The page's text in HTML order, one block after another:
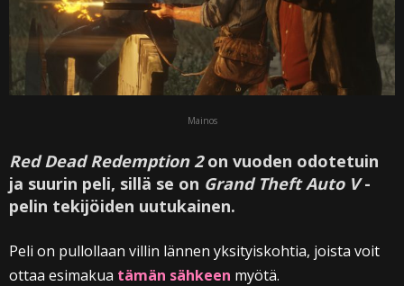
Mainos
Red Dead Redemption 2on vuoden odotetuin
ja suurin peli, sillä se on Grand Theft Auto V-
pelin tekijöiden uutukainen.
Peli on pullollaan villin lännen yksityiskohtia, joista voit
ottaa esimakua tämän sähkeen myötä.